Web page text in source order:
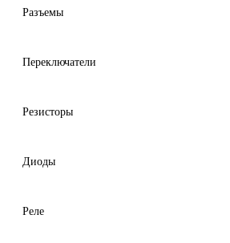
Разъемы
Переключатели
Резисторы
Диоды
Реле